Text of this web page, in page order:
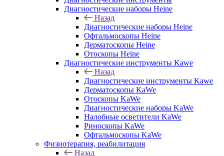
Диагностические наборы Heine
Назад
Диагностические наборы Heine
Офтальмоскопы Heine
Дерматоскопы Heine
Отоскопы Heine
Диагностические инструменты Kawe
Назад
Диагностические инструменты Kawe
Дерматоскопы KaWe
Отоскопы KaWe
Диагностические наборы KaWe
Налобные осветители KaWe
Риноскопы KaWe
Офтальмоскопы KaWe
Физиотерапия, реабилитация
Назад